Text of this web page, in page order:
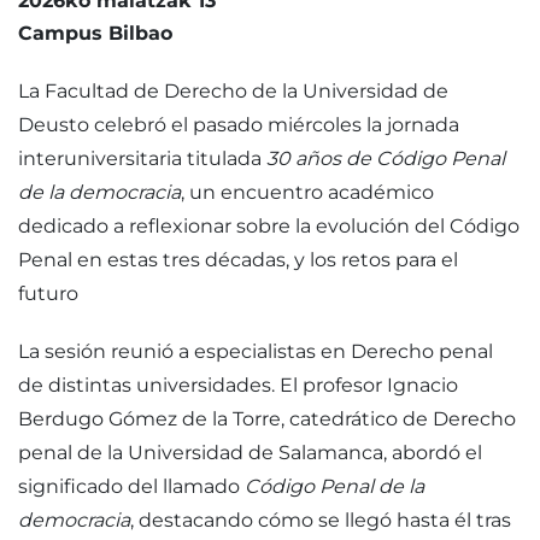
Campus Bilbao
La Facultad de Derecho de la Universidad de
Deusto celebró el pasado miércoles la jornada
interuniversitaria titulada 30 años de Código Penal
de la democracia, un encuentro académico
dedicado a reflexionar sobre la evolución del Código
Penal en estas tres décadas, y los retos para el
futuro
La sesión reunió a especialistas en Derecho penal
de distintas universidades. El profesor Ignacio
Berdugo Gómez de la Torre, catedrático de Derecho
penal de la Universidad de Salamanca, abordó el
significado del llamado Código Penal de la
democracia, destacando cómo se llegó hasta él tras